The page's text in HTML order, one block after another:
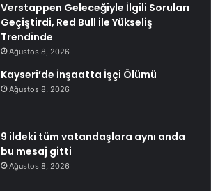
Verstappen Geleceğiyle İlgili Soruları
Geçiştirdi, Red Bull ile Yükseliş
Trendinde
Ağustos 8, 2026
Kayseri’de İnşaatta İşçi Ölümü
Ağustos 8, 2026
9 ildeki tüm vatandaşlara aynı anda
bu mesaj gitti
Ağustos 8, 2026